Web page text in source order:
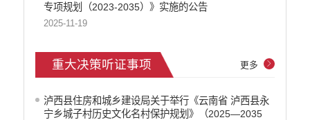
专项规划（2023-2035）》实施的公告
2025-11-19
重大决策听证事项
泸西县住房和城乡建设局关于举行《云南省 泸西县永
宁乡城子村历史文化名村保护规划》（2025—2035
更多